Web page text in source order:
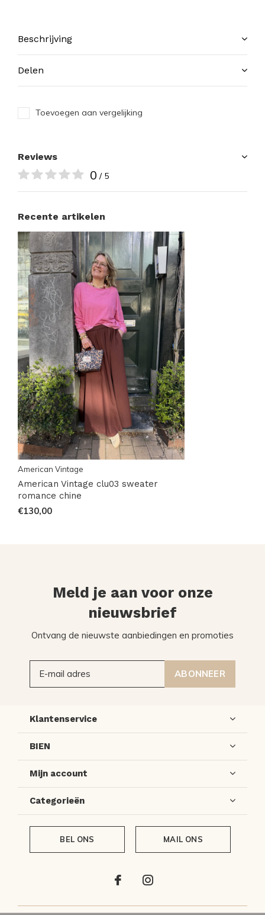
Beschrijving
Delen
Toevoegen aan vergelijking
Reviews
0 / 5
Recente artikelen
American Vintage
American Vintage clu03 sweater
romance chine
€130,00
Meld je aan voor onze
nieuwsbrief
Ontvang de nieuwste aanbiedingen en promoties
ABONNEER
Klantenservice
BIEN
Mijn account
Categorieën
BEL ONS MAIL ONS